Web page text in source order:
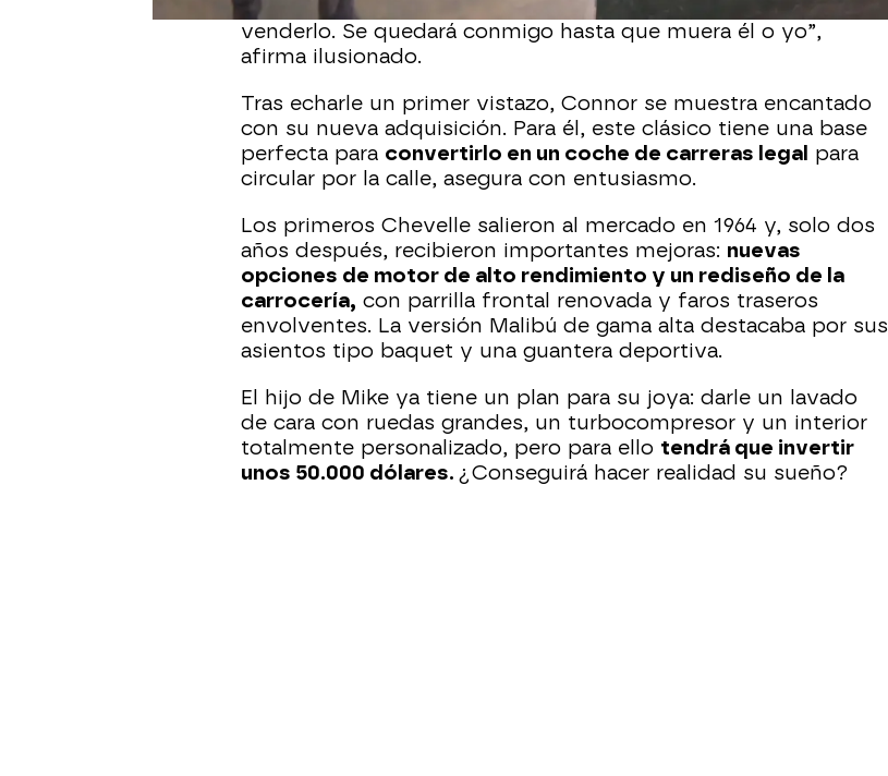
Chevelle Malibu del 66. Este no voy a restaurarlo para
venderlo. Se quedará conmigo hasta que muera él o yo”,
afirma ilusionado.
Tras echarle un primer vistazo, Connor se muestra encantado
con su nueva adquisición. Para él, este clásico tiene una base
perfecta para convertirlo en un coche de carreras legal para
circular por la calle, asegura con entusiasmo.
Los primeros Chevelle salieron al mercado en 1964 y, solo dos
años después, recibieron importantes mejoras: nuevas
opciones de motor de alto rendimiento y un rediseño de la
carrocería, con parrilla frontal renovada y faros traseros
envolventes. La versión Malibú de gama alta destacaba por sus
asientos tipo baquet y una guantera deportiva.
El hijo de Mike ya tiene un plan para su joya: darle un lavado
de cara con ruedas grandes, un turbocompresor y un interior
totalmente personalizado, pero para ello tendrá que invertir
unos 50.000 dólares. ¿Conseguirá hacer realidad su sueño?